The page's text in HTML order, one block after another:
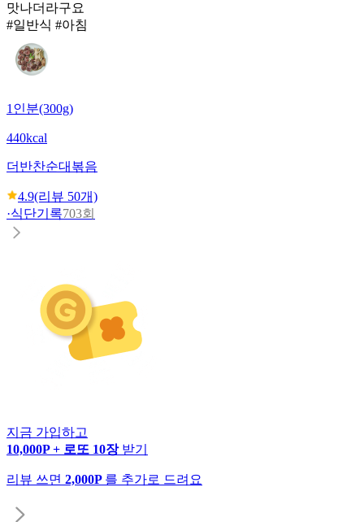
맛나더라구요
#일반식 #아침
1인분(300g)
440kcal
더반찬순대볶음
4.9(리뷰 50개)
·식단기록703회
지금 가입하고
10,000P + 로또 10장 받기
리뷰 쓰면 2,000P 를 추가로 드려요